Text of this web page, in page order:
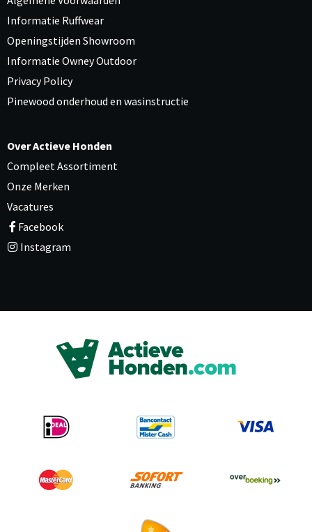
Informatie Ruffwear
Openingstijden Showroom
Informatie Owney Outdoor
Privacy Policy
Pinewood onderhoud en wasinstructie
Over Actieve Honden
Compleet Assortiment
Onze Merken
Vacatures
Facebook
Instagram